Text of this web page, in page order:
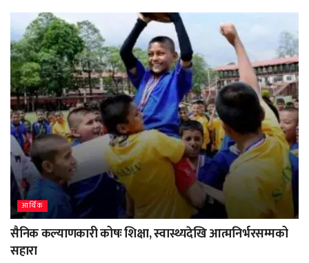
आर्थिक
सैनिक कल्याणकारी कोषः शिक्षा, स्वास्थ्यदेखि आत्मनिर्भरसम्मको
सहारा